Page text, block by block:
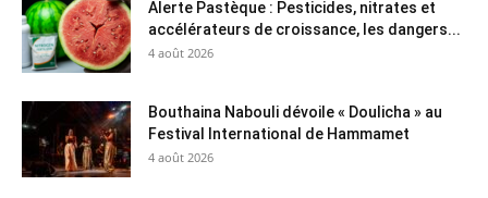
Alerte Pastèque : Pesticides, nitrates et
accélérateurs de croissance, les dangers...
4 août 2026
Bouthaina Nabouli dévoile « Doulicha » au
Festival International de Hammamet
4 août 2026